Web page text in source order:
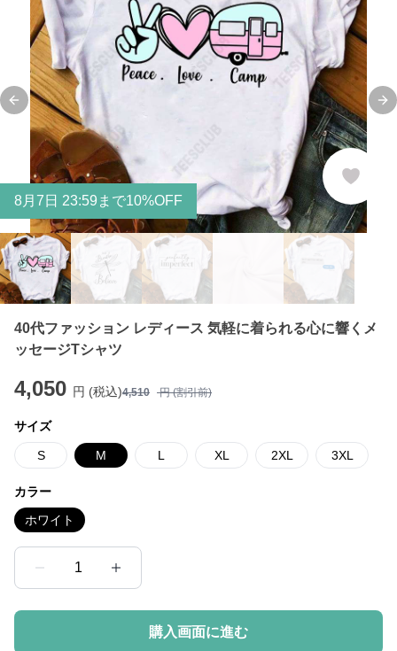
Previous slide
8月 7 日 23:59まで10%OFF
40代ファッション レディース 気軽に着られる心に響くメ
ッセージTシャツ
4,050 円 (税込)4,510 円 (割引前)
サイズ
S M L XL 2XL 3XL
カラー
ホワイト
1
購入画面に進む